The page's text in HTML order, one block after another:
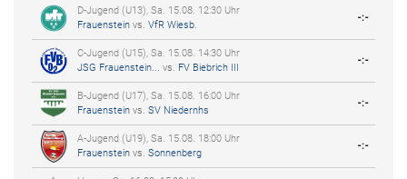
D-Jugend (U13), Sa. 15.08. 12:30 Uhr
Frauenstein vs. VfR Wiesb.
-:-
C-Jugend (U15), Sa. 15.08. 14:30 Uhr
JSG Frauenstein... vs. FV Biebrich III
-:-
B-Jugend (U17), Sa. 15.08. 16:00 Uhr
Frauenstein vs. SV Niedernhs
-:-
A-Jugend (U19), Sa. 15.08. 18:00 Uhr
Frauenstein vs. Sonnenberg
-:-